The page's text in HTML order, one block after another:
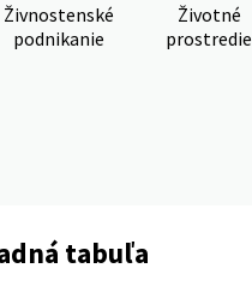
Živnostenské
podnikanie
Životné
prostredie
tabuľa